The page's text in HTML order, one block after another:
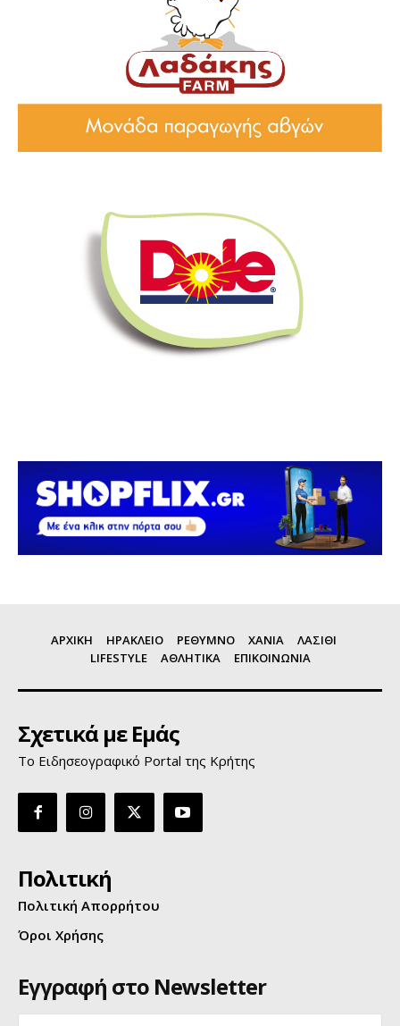
ΑΡΧΙΚΗ ΗΡΑΚΛΕΙΟ ΡΕΘΥΜΝΟ ΧΑΝΙΑ
ΛΑΣΙΘΙ
LIFESTYLE
ΑΘΛΗΤΙΚΑ ΕΠΙΚΟΙΝΩΝΙΑ
Σχετικά με Εμάς
Το Ειδησεογραφικό Portal της Κρήτης
Πολιτική
Πολιτική Απορρήτου
Όροι Χρήσης
Εγγραφή στο Newsletter